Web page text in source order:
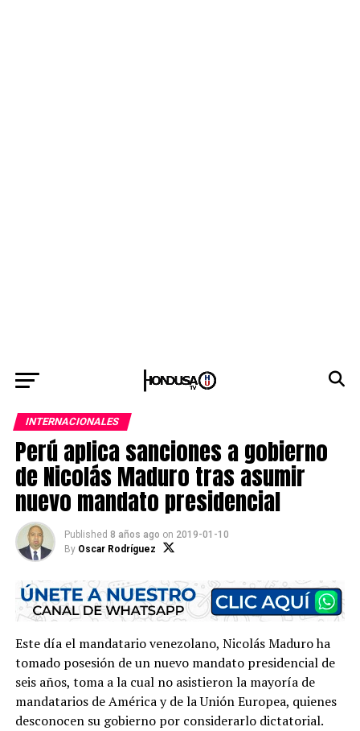
INTERNACIONALES
Perú aplica sanciones a gobierno
de Nicolás Maduro tras asumir
nuevo mandato presidencial
Published 8 años ago on 2019-01-10
By Oscar Rodríguez
Este día el mandatario venezolano, Nicolás Maduro ha
tomado posesión de un nuevo mandato presidencial de
seis años, toma a la cual no asistieron la mayoría de
mandatarios de América y de la Unión Europea, quienes
desconocen su gobierno por considerarlo dictatorial.